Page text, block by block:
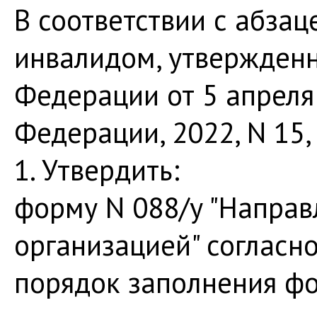
В соответствии с
инвалидом,
Федерации от 5
Федерации, 2022, N
1. Утвердить:
форму N 088/у
организацией"
порядок заполнения